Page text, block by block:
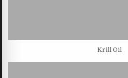
Krill Oil